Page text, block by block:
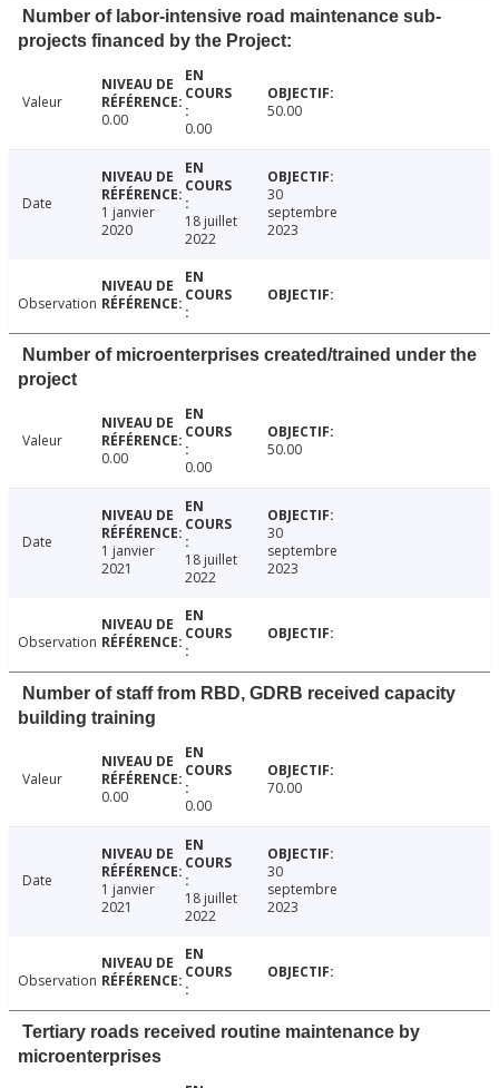
Number of labor-intensive road maintenance sub-
projects financed by the Project:
Valeur
0.00
0.00
50.00
Date
1 janvier
2020
18 juillet
2022
30
septembre
2023
Observation
Number of microenterprises created/trained under the
project
Valeur
0.00
0.00
50.00
Date
1 janvier
2021
18 juillet
2022
30
septembre
2023
Observation
Number of staff from RBD, GDRB received capacity
building training
Valeur
0.00
0.00
70.00
Date
1 janvier
2021
18 juillet
2022
30
septembre
2023
Observation
Tertiary roads received routine maintenance by
microenterprises